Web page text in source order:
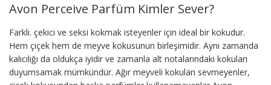
Avon Perceive Parfüm Kimler Sever?
Farklı. çekici ve seksi kokmak isteyenler için ideal bir kokudur.
Hem çiçek hem de meyve kokusunun birleşimidir. Aynı zamanda
kalıcılığı da oldukça iyidir ve zamanla alt notalarındaki kokuları
duyumsamak mümkündür. Ağır meyveli kokuları sevmeyenler,